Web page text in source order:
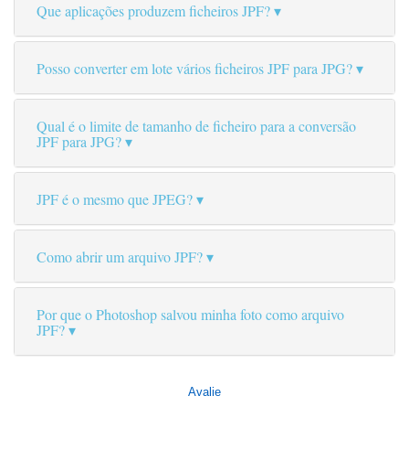
Que aplicações produzem ficheiros JPF?
Posso converter em lote vários ficheiros JPF para JPG?
Qual é o limite de tamanho de ficheiro para a conversão
JPF para JPG?
JPF é o mesmo que JPEG?
Como abrir um arquivo JPF?
Por que o Photoshop salvou minha foto como arquivo
JPF?
Avalie